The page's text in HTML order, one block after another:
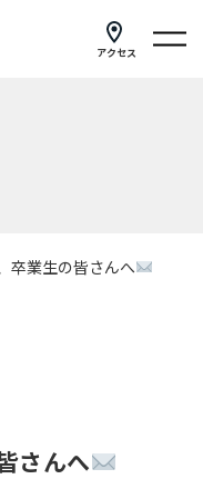
アクセス
卒業生の皆さんへ
さんへ